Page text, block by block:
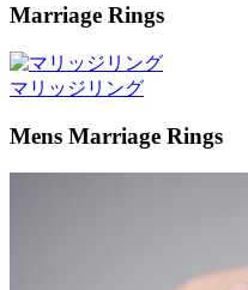
Marriage Rings
マリッジリング
Mens Marriage Rings